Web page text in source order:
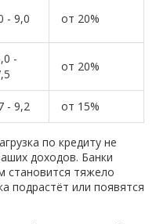
- 9,0 от 20%
-
от 20%
- 9,2 от 15%
по кредиту не
доходов. Банки
становится тяжело
подрастёт или появятся